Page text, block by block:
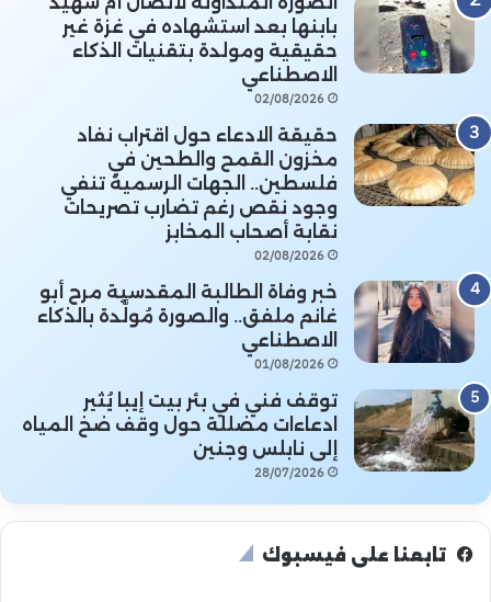
بابنها بعد استشهاده في غزة غير
حقيقية ومولدة بتقنيات الذكاء
الاصطناعي
02/08/2026
حقيقة الادعاء حول اقتراب نفاد
مخزون القمح والطحين في
فلسطين.. الجهات الرسمية تنفي
وجود نقص رغم تضارب تصريحات
نقابة أصحاب المخابز
02/08/2026
خبر وفاة الطالبة المقدسية مرح أبو
غانم ملفق.. والصورة مُولَّدة بالذكاء
الاصطناعي
01/08/2026
توقف فني في بئر بيت إيبا يُثير
ادعاءات مضللة حول وقف ضخ المياه
إلى نابلس وجنين
28/07/2026
تابعنا على فيسبوك